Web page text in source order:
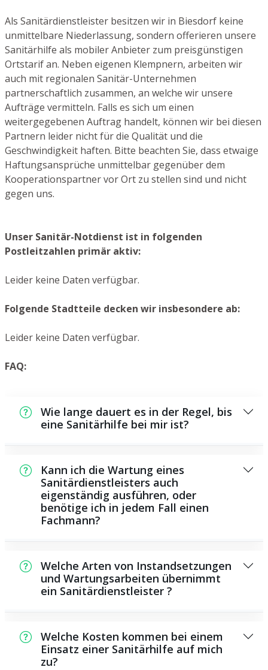
Als Sanitärdienstleister besitzen wir in Biesdorf keine
unmittelbare Niederlassung, sondern offerieren unsere
Sanitärhilfe als mobiler Anbieter zum preisgünstigen
Ortstarif an. Neben eigenen Klempnern, arbeiten wir
auch mit regionalen Sanitär-Unternehmen
partnerschaftlich zusammen, an welche wir unsere
Aufträge vermitteln. Falls es sich um einen
weitergegebenen Auftrag handelt, können wir bei diesen
Partnern leider nicht für die Qualität und die
Geschwindigkeit haften. Bitte beachten Sie, dass etwaige
Haftungsansprüche unmittelbar gegenüber dem
Kooperationspartner vor Ort zu stellen sind und nicht
gegen uns.
Unser Sanitär-Notdienst ist in folgenden
Postleitzahlen primär aktiv:
Leider keine Daten verfügbar.
Folgende Stadtteile decken wir insbesondere ab:
Leider keine Daten verfügbar.
FAQ:
Wie lange dauert es in der Regel, bis
eine Sanitärhilfe bei mir ist?
kurzen Zeitraum an der Schadensstelle sein.
Das hängt aber auch von der Auftragslage zu
dem Zeitpunkt ab sowie von der
Verkehrssituation und der örtlichen
Gegebenheit.
Kann ich die Wartung eines
Sanitärdienstleisters auch
eigenständig ausführen, oder
benötige ich in jedem Fall einen
Fachmann?
Wartungsarbeiten, die Sie eigenständig
ausführen können, zum Beispiel die
Anwendung von Rohrreinigern aus dem
Einsatz von Spezialwerkzeug oder speziellem
Wissen erfordern, besser ausgebildeten
Personen zu überlassen. Ein Klempner
Welche Arten von Instandsetzungen
und Wartungsarbeiten übernimmt
ein Sanitärdienstleister ?
Anzahl von Reparaturen und
Wartungsarbeiten, darunter die Installation
und Reparatur von Rohren, sanitären
Welche Kosten kommen bei einem
Einsatz einer Sanitärhilfe auf mich
zu?